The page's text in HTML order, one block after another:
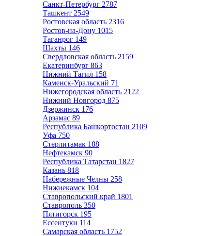
Санкт-Петербург 2787
Ташкент 2549
Ростовская область 2316
Ростов-на-Дону 1015
Таганрог 149
Шахты 146
Свердловская область 2159
Екатеринбург 863
Нижний Тагил 158
Каменск-Уральский 71
Нижегородская область 2122
Нижний Новгород 875
Дзержинск 176
Арзамас 89
Республика Башкортостан 2109
Уфа 750
Стерлитамак 188
Нефтекамск 90
Республика Татарстан 1827
Казань 818
Набережные Челны 258
Нижнекамск 104
Ставропольский край 1801
Ставрополь 350
Пятигорск 195
Ессентуки 114
Самарская область 1752